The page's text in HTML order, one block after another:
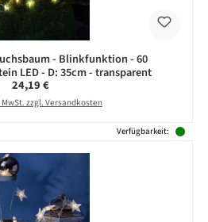
- Blinkfunktion - 60
LED - D: 35cm - transparent
Regulärer Preis:
24,19 €
zzgl. Versandkosten
Verfügbarkeit: